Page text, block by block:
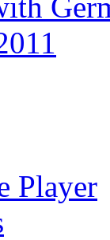
Player